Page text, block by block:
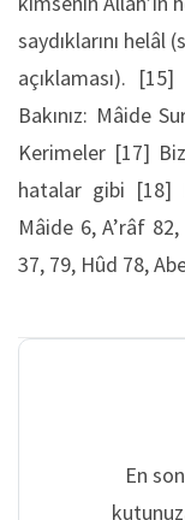
saydıklarını
açıklaması).
Bakınız: Mâide
Kerimeler [17]
hatalar gibi [18]
Mâide 6, A’râf
37, 79, Hûd 78,
En